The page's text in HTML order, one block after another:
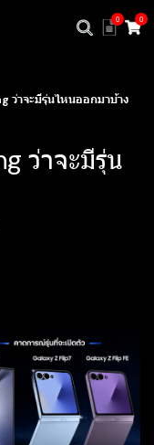
0 0
ว่าจะมีรุ่นไหนออกมาบ้าง
ว่าจะมีรุ่น